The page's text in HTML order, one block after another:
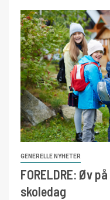
GENERELLE NYHETER
FORELDRE: Øv
skoledag